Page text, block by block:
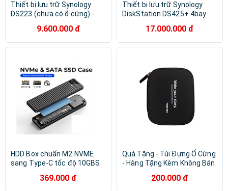
Thiết bị lưu trữ Synology
DS223 (chưa có ổ cứng) -
9.600.000 đ
Thiết bị lưu trữ Synology
DiskStation DS425+ 4bay
17.000.000 đ
HDD Box chuẩn M2 NVME
sang Type-C tốc độ 10GBS
Hàng Chính Hãng
369.000 đ
Quà Tặng - Túi Đựng Ổ Cứng
- Hàng Tặng Kèm Không Bán
Đựng Ổ Cứng200.000 đ